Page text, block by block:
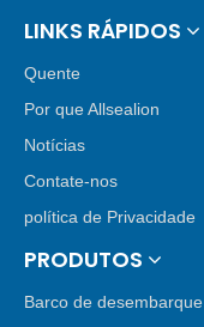
LINKS RÁPIDOS
Quente
Por que Allsealion
Notícias
Contate-nos
política de Privacidade
PRODUTOS
Barco de desembarque